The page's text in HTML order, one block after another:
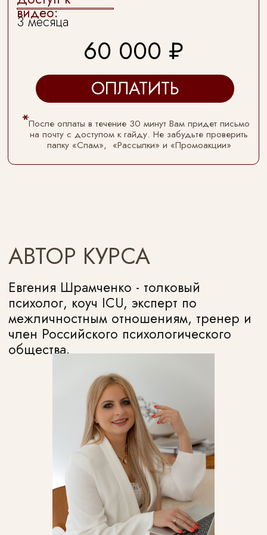
E-mail: info@shramchenko-online.ru
Публичная оферта
ИНН231213648360
ОГРНИП314230809700027